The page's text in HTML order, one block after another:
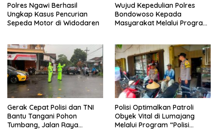
Polres Ngawi Berhasil
Ungkap Kasus Pencurian
Sepeda Motor di Widodaren
Wujud Kepedulian Polres
Bondowoso Kepada
Masyarakat Melalui Program
Gerak Cepat Polisi dan TNI
Bantu Tangani Pohon
Tumbang, Jalan Raya
Polisi Optimalkan Patroli
Obyek Vital di Lumajang
Melalui Program “Polisi